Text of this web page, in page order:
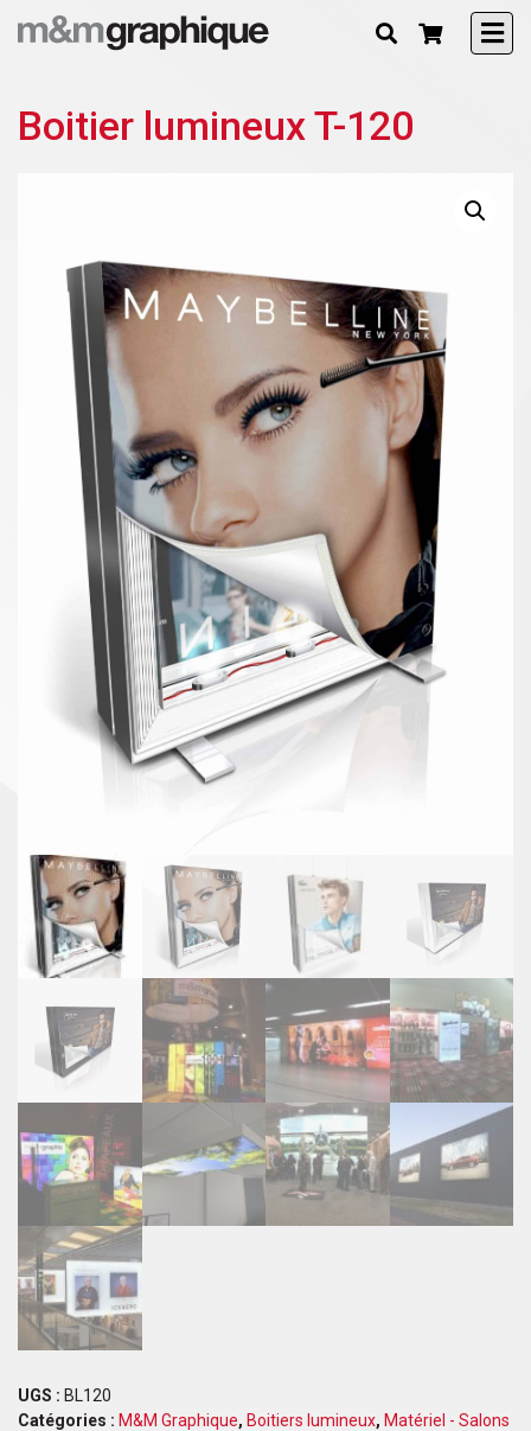
Boitier lumineux T-120
UGS : BL120
Catégories : M&M Graphique, Boitiers lumineux, Matériel - Salons